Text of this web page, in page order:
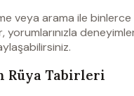
veya arama ile
yorumlarınızla
Rüya Tabirleri